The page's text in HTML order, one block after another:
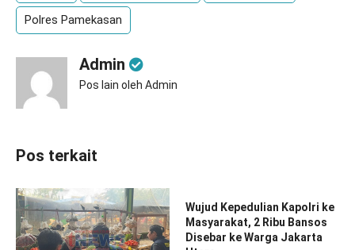
Polres Pamekasan
Admin
Pos lain oleh Admin
Pos terkait
Wujud Kepedulian Kapolri ke
Masyarakat, 2 Ribu Bansos
Disebar ke Warga Jakarta